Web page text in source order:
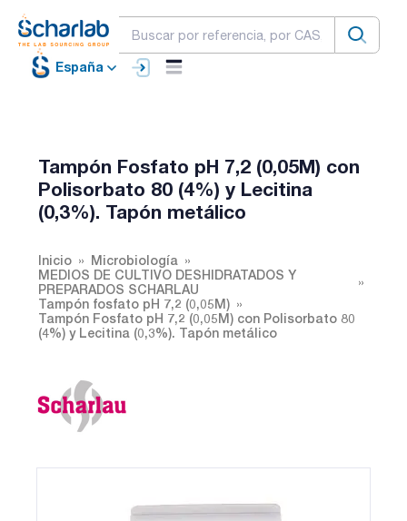
España
Tampón Fosfato pH 7,2 (0,05M) con
Polisorbato 80 (4%) y Lecitina
(0,3%). Tapón metálico
Inicio
Microbiología
MEDIOS DE CULTIVO DESHIDRATADOS Y
PREPARADOS SCHARLAU
Tampón fosfato pH 7,2 (0,05M)
Tampón Fosfato pH 7,2 (0,05M) con Polisorbato 80
(4%) y Lecitina (0,3%). Tapón metálico